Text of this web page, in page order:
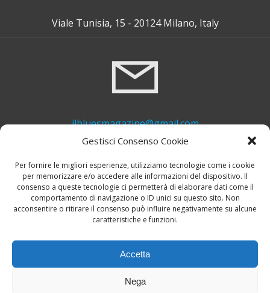
Gestisci Consenso Cookie
Per fornire le migliori esperienze, utilizziamo tecnologie come i cookie
per memorizzare e/o accedere alle informazioni del dispositivo. Il
consenso a queste tecnologie ci permetterà di elaborare dati come il
comportamento di navigazione o ID unici su questo sito. Non
acconsentire o ritirare il consenso può influire negativamente su alcune
caratteristiche e funzioni.
Accetta
Nega
Viale Tunisia, 15 - 20124 Milano, Italy
ilbluesmagazine@gmail.com
+39 339 748 6635